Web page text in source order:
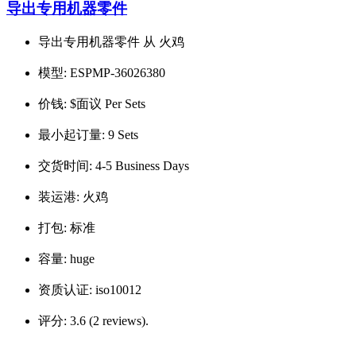
导出专用机器零件
导出专用机器零件 从 火鸡
模型: ESPMP-36026380
价钱: $面议 Per Sets
最小起订量: 9 Sets
交货时间: 4-5 Business Days
装运港: 火鸡
打包: 标准
容量: huge
资质认证: iso10012
评分: 3.6 (2 reviews).